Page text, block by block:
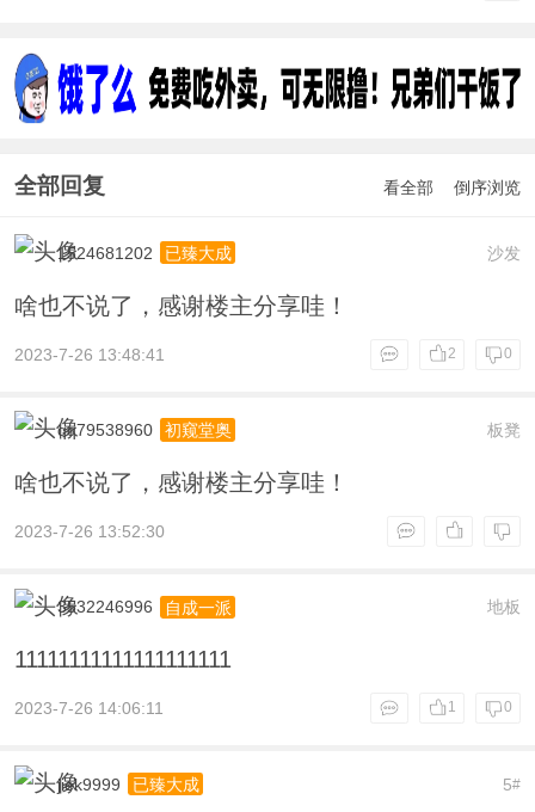
全部回复 看全部 倒序浏览
沙发
1524681202 已臻大成
啥也不说了，感谢楼主分享哇！
2023-7-26 13:48:41 0
2
板凳
qq79538960 初窥堂奥
啥也不说了，感谢楼主分享哇！
2023-7-26 13:52:30
地板
3532246996 自成一派
11111111111111111111
2023-7-26 14:06:11 0
1
5#
jiek9999 已臻大成